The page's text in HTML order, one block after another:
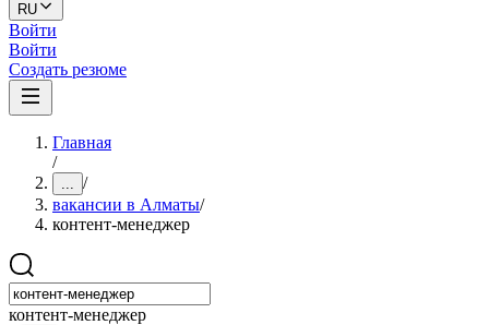
RU
Войти
Войти
Создать резюме
Главная
/
... /
вакансии в Алматы/
контент-менеджер
контент-менеджер